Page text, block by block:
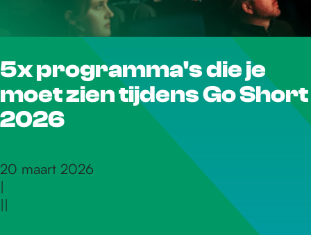
r
d
e
o
5x programma's die je
moet zien tijdens Go Short
2026
20 maart 2026
|
||